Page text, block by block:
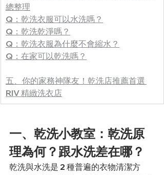
總整理
Q：乾洗衣服可以水洗嗎？
Q：乾洗乾淨嗎？
Q：乾洗衣服為什麼不會縮水？
Q：在家可以乾洗嗎？
五、你的家務神隊友！乾洗店推薦首選
RIV 精緻洗衣店
一、乾洗小教室：乾洗原
理為何？跟水洗差在哪？
乾洗與水洗是 2 種普遍的衣物清潔方